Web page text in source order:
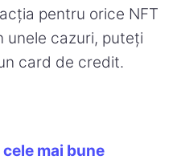
pentru orice NFT
unele cazuri, puteți
card de credit.
cele mai bune